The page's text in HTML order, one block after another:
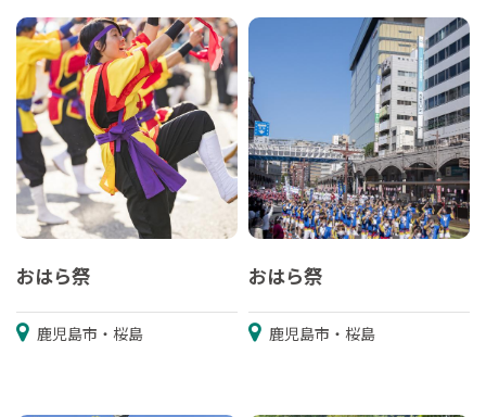
おはら祭
鹿児島市・桜島
おはら祭
鹿児島市・桜島